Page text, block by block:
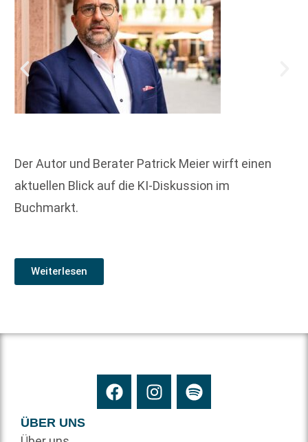
Der Autor und Berater Patrick Meier wirft einen
aktuellen Blick auf die KI-Diskussion im
Buchmarkt.
Weiterlesen
ÜBER UNS